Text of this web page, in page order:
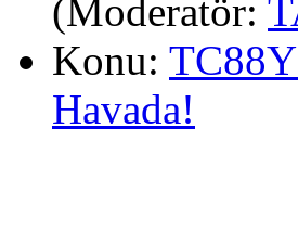
(Moderatör:
Konu:
Havada!